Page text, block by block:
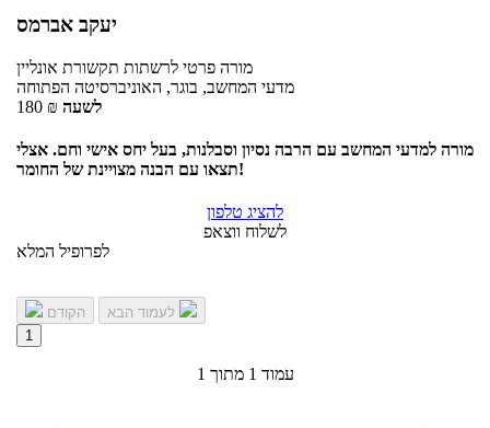
יעקב אברמס
מורה פרטי לרשתות תקשורת אונליין
מדעי המחשב, בוגר, האוניברסיטה הפתוחה
180 ₪ לשעה
מורה למדעי המחשב עם הרבה נסיון וסבלנות, בעל יחס אישי וחם. אצלי
תצאו עם הבנה מצויינת של החומר!
להציג טלפון
לשלוח ווצאפ
לפרופיל המלא
הקודם
1
עמוד 1 מתוך 1